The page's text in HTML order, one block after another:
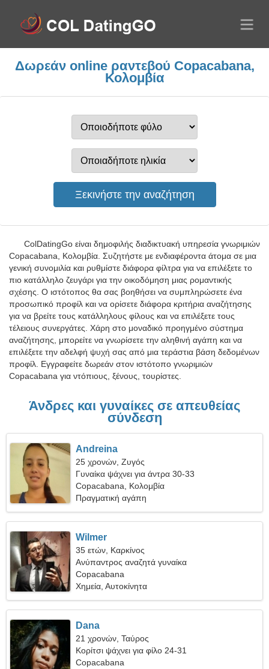
Δωρεάν online ραντεβού Copacabana,
Κολομβία
ColDatingGo είναι δημοφιλής διαδικτυακή υπηρεσία γνωριμιών
Copacabana, Κολομβία. Συζητήστε με ενδιαφέροντα άτομα σε μια
γενική συνομιλία και ρυθμίστε διάφορα φίλτρα για να επιλέξετε το
πιο κατάλληλο ζευγάρι για την οικοδόμηση μιας ρομαντικής
σχέσης. Ο ιστότοπος θα σας βοηθήσει να συμπληρώσετε ένα
προσωπικό προφίλ και να ορίσετε διάφορα κριτήρια αναζήτησης
για να βρείτε τους κατάλληλους φίλους και να επιλέξετε τους
τέλειους συνεργάτες. Χάρη στο μοναδικό προηγμένο σύστημα
αναζήτησης, μπορείτε να γνωρίσετε την αληθινή αγάπη και να
επιλέξετε την αδελφή ψυχή σας από μια τεράστια βάση δεδομένων
προφίλ. Εγγραφείτε δωρεάν στον ιστότοπο γνωριμιών
Copacabana για ντόπιους, ξένους, τουρίστες.
Άνδρες και γυναίκες σε απευθείας
σύνδεση
Andreina
25 χρονών, Ζυγός
Γυναίκα ψάχνει για άντρα 30-33
Copacabana, Κολομβία
Πραγματική αγάπη
Wilmer
35 ετών, Καρκίνος
Ανύπαντρος αναζητά γυναίκα
Copacabana
Χημεία, Αυτοκίνητα
Dana
21 χρονών, Ταύρος
Κορίτσι ψάχνει για φίλο 24-31
Copacabana